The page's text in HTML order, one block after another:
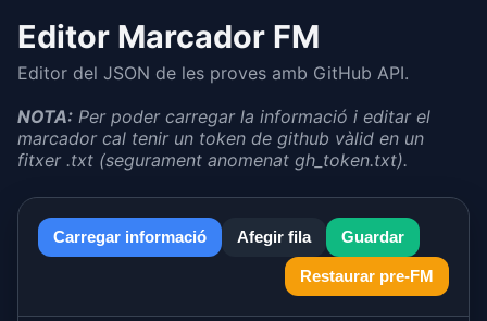
Editor Marcador FM
Editor del JSON de les proves amb GitHub API.
NOTA: Per poder carregar la informació i editar el
marcador cal tenir un token de github vàlid en un
fitxer .txt (segurament anomenat gh_token.txt).
Carregar informació Afegir fila Guardar
Restaurar pre-FM